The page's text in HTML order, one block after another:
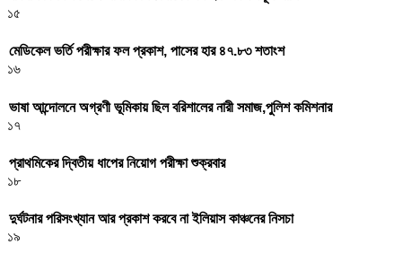
১৫
মেডিকেল ভর্তি পরীক্ষার ফল প্রকাশ, পাসের হার ৪৭.৮৩ শতাংশ
১৬
ভাষা আন্দোলনে অগ্রণী ভূমিকায় ছিল বরিশালের নারী সমাজ,পুলিশ কমিশনার
১৭
প্রাথমিকের দ্বিতীয় ধাপের নিয়োগ পরীক্ষা শুক্রবার
১৮
দুর্ঘটনার পরিসংখ্যান আর প্রকাশ করবে না ইলিয়াস কাঞ্চনের নিসচা
১৯